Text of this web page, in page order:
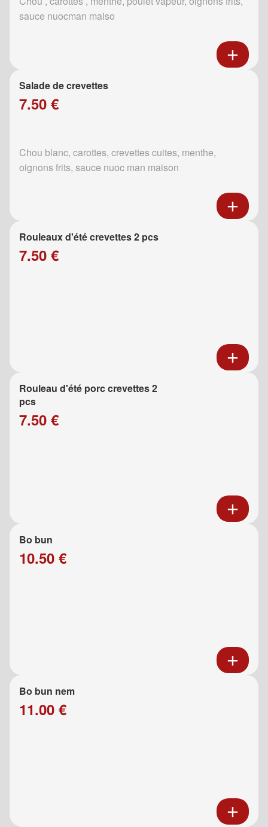
sauce nuocman maiso
Salade de crevettes
7.50 €
Chou blanc, carottes, crevettes cuites, menthe,
oignons frits, sauce nuoc man maison
Rouleaux d'été crevettes 2 pcs
7.50 €
Rouleau d'été porc crevettes 2
pcs
7.50 €
Bo bun
10.50 €
Bo bun nem
11.00 €